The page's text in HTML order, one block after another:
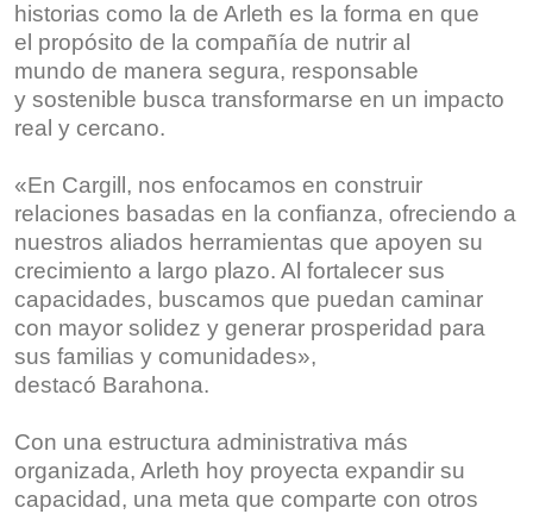
historias como la de Arleth es la forma en que
el propósito de la compañía de nutrir al
mundo de manera segura, responsable
y sostenible busca transformarse en un impacto
real y cercano.
«En Cargill, nos enfocamos en construir
relaciones basadas en la confianza, ofreciendo a
nuestros aliados herramientas que apoyen su
crecimiento a largo plazo. Al fortalecer sus
capacidades, buscamos que puedan caminar
con mayor solidez y generar prosperidad para
sus familias y comunidades»,
destacó Barahona.
Con una estructura administrativa más
organizada, Arleth hoy proyecta expandir su
capacidad, una meta que comparte con otros